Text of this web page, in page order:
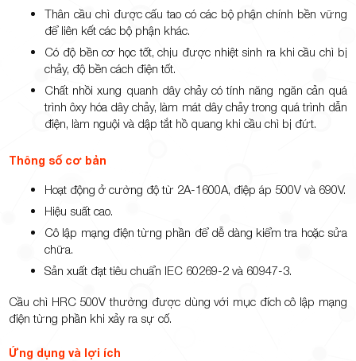
Thân cầu chì được cấu tao có các bộ phận chính bền vững
để liên kết các bộ phận khác.
Có độ bền cơ học tốt, chịu được nhiệt sinh ra khi cầu chì bị
chảy, độ bền cách điện tốt.
Chất nhồi xung quanh dây chảy có tính năng ngăn cản quá
trình ôxy hóa dây chảy, làm mát dây chảy trong quá trình dẫn
điện, làm nguội và dập tắt hồ quang khi cầu chì bị đứt.
Thông số cơ bản
Hoạt động ở cường độ từ 2A-1600A, điệp áp 500V và 690V.
Hiệu suất cao.
Cô lập mạng điện từng phần để dễ dàng kiểm tra hoặc sửa
chữa.
Sản xuất đạt tiêu chuẩn IEC 60269-2 và 60947-3.
Cầu chì HRC 500V thường được dùng với mục đích cô lập mạng
điện từng phần khi xảy ra sự cố.
Ứng dụng và lợi ích